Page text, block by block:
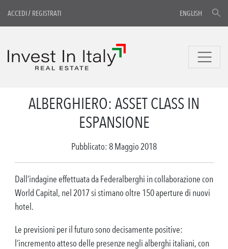
ACCEDI/ REGISTRATI ENGLISH
ALBERGHIERO: ASSET CLASS IN
ESPANSIONE
Pubblicato: 8 Maggio 2018
Dall’indagine effettuata da Federalberghi in collaborazione con
World Capital, nel 2017 si stimano oltre 150 aperture di nuovi
hotel.
Le previsioni per il futuro sono decisamente positive:
l’incremento atteso delle presenze negli alberghi italiani, con